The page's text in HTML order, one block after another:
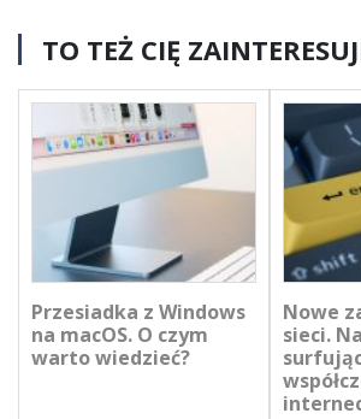
TO TEŻ CIĘ
Przesiadka z Windows
na macOS. O czym
warto wiedzieć?
Nowe
sieci.